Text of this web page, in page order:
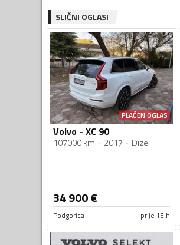
SLIČNI OGLASI
PLAĆEN OGLAS
Volvo - XC 90
107000 km 2017 Dizel
34 900€
Podgorica prije 15 h